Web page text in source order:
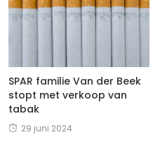
SPAR familie Van der Beek
stopt met verkoop van
tabak
29 juni 2024